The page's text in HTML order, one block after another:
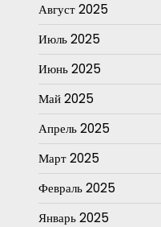
Август 2025
Июль 2025
Июнь 2025
Май 2025
Апрель 2025
Март 2025
Февраль 2025
Январь 2025